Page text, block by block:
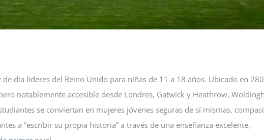
día líderes del Reino Unido para niñas de 11 a 18 años. Ubicado en 280
notablemente accesible desde Londres, Gatwick y Heathrow,
se conviertan en mujeres jóvenes seguras de sí mismas,
a “escribir su propia historia” a través de una enseñanza excelente,